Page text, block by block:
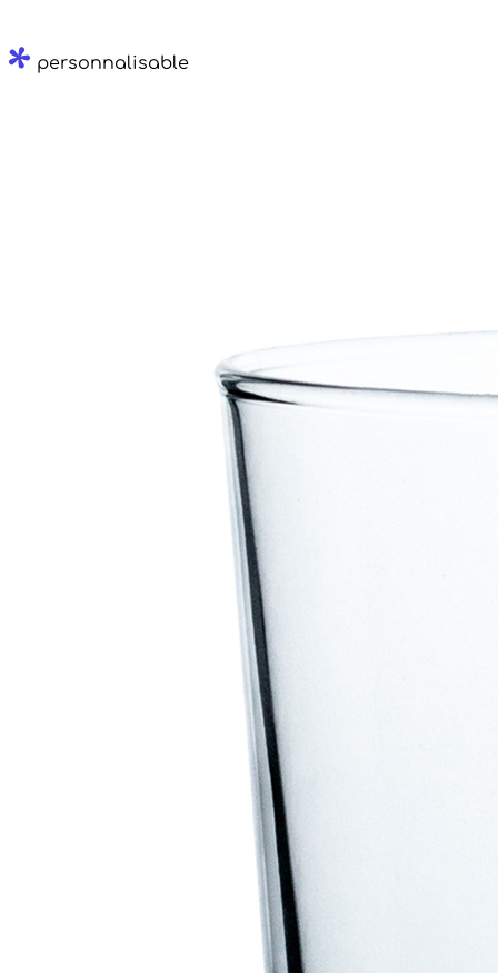
personnalisable